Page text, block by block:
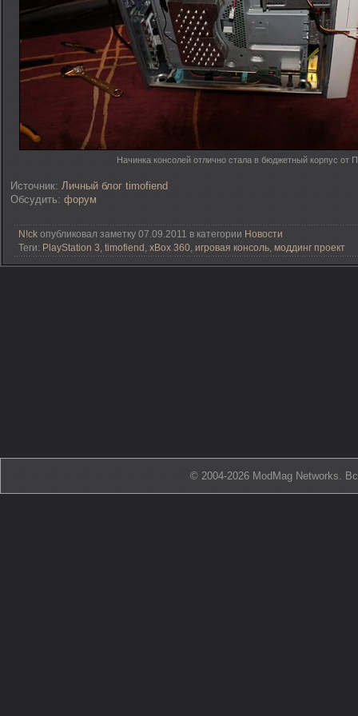
Начинка консолей отлично стала в бюджетный корпус от
Источник: Личный блог timofiend
Обсудить: форум
N!ck опубликовал заметку 07.09.2011 в категории Новости
Теги: PlayStation 3, timofiend , xBox 360, игровая консоль, моддинг проект
© 2004-2026 ModMag Networks.